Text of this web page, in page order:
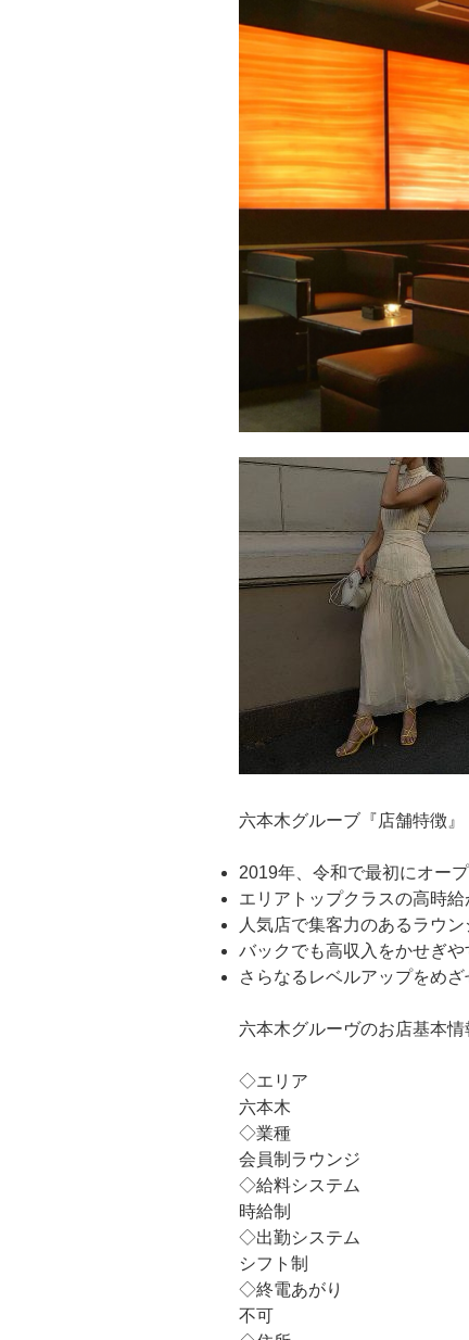
六本木グルーブ『店舗特徴』
2019年、令和で最初にオー
エリアトップクラスの高時
人気店で集客力のあるラウン
バックでも高収入をかせぎ
さらなるレベルアップをめ
六本木グルーヴのお店基本情
◇エリア
六本木
◇業種
会員制ラウンジ
◇給料システム
時給制
◇出勤システム
シフト制
◇終電あがり
不可